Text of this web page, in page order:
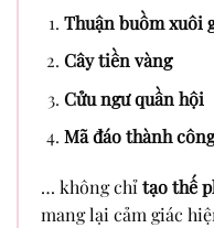
Thuận buồm xuôi
Cây tiền vàng
Cửu ngư quần hội
Mã đáo thành công
… không chỉtạo thế
mang lại cảm giác